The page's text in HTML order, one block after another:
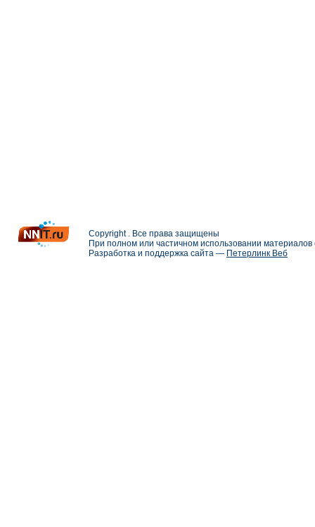
Copyright . Все права защищены
При полном или частичном использовании
Разработка и поддержка сайта — Петерлинк Веб